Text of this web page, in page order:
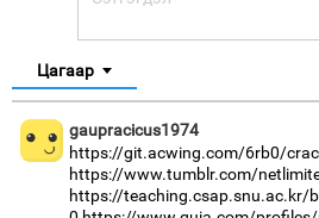
Цагаар
gaupracicus1974
https://git.acwing.com/6rb0/
https://www.tumblr.com/
https://teaching.csap.snu.ac.kr/